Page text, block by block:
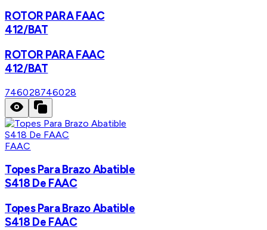
ROTOR PARA FAAC
412/BAT
ROTOR PARA FAAC
412/BAT
746028746028
FAAC
Topes Para Brazo Abatible
S418 De FAAC
Topes Para Brazo Abatible
S418 De FAAC